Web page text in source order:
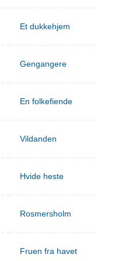
Et dukkehjem
Gengangere
En folkefiende
Vildanden
Hvide heste
Rosmersholm
Fruen fra havet